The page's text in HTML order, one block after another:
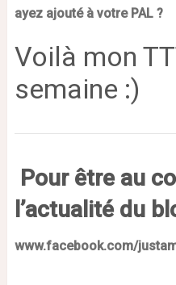
ayez ajouté à votre PAL ?
Voilà mon
semaine :)
Pour être au
l’actualité du
www.facebook.com/